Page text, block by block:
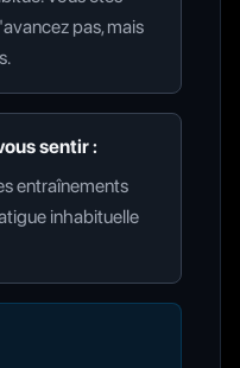
pas, mais
sentir :
entraînements
inhabituelle